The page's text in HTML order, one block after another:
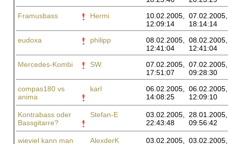
Framusbass
Hermi
10.02.2005,
12:09:14
07.02.2005,
18:14:14
eudoxa
philipp
08.02.2005,
12:41:04
08.02.2005,
12:41:04
Mercedes-Kombi
SW.
07.02.2005,
17:51:07
07.02.2005,
09:28:30
compas180 vs
anima
karl
06.02.2005,
14:08:25
06.02.2005,
12:09:10
Kontrabass oder
Bassgitarre?
Stefan-E
03.02.2005,
22:43:48
28.01.2005,
09:56:42
wieviel kann man
AlexderK
03.02.2005,
03.02.2005,